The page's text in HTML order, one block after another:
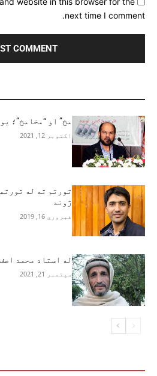
next time I comment.
مخ” او “مخامخ”؛
اکتوبر 12, 2021
تورتم ته له
ژوند
فبروري 16, 2019
له استاد محمد
سپتمبر 21, 2021